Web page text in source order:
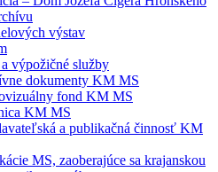
výstav
výpožičné služby
dokumenty KM MS
fond KM MS
KM MS
a publikačná činnosť KM
MS, zaoberajúce sa krajanskou